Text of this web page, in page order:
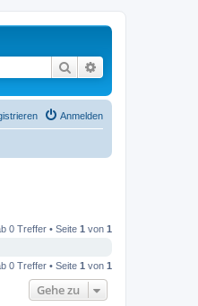
Suche
Anmelden
0 Treffer • Seite 1 von 1
0 Treffer • Seite 1 von 1
Gehe zu